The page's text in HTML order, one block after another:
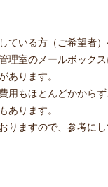
ている方（ご希望者
理室のメールボックス
あります。
用もほとんどかから
あります。
りますので、参考に